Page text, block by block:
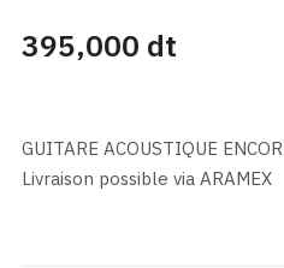
395,000 dt
GUITARE ACOUSTIQUE
Livraison possible via ARAMEX